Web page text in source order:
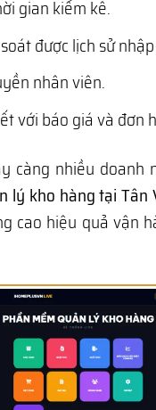
gian kiểm kê.
được lịch sử
nhân viên.
với báo giá và đơn
càng nhiều doanh
lý kho hàng tại Tân
cao hiệu quả vận